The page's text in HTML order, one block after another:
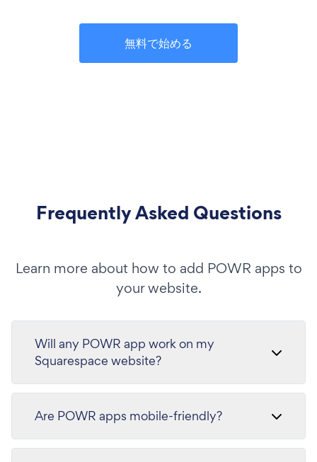
無料で始める
Frequently Asked Questions
Learn more about how to add POWR apps to
your website.
Will any POWR app work on my
Squarespace website?
Are POWR apps mobile-friendly?